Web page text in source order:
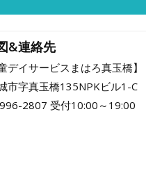
&連絡先
デイサービスまはろ真玉橋】
市字真玉橋135NPKビル1-C
2807 受付10:00～19:00